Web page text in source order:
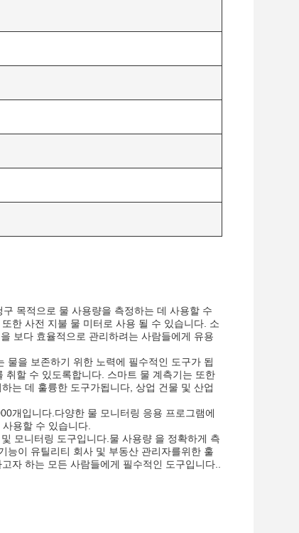
목적으로 물 사용량을 측정하는 데 사용할 수
한 사전 지불 물 미터로 사용 될 수 있습니다. 소
보다 효율적으로 관리하려는 사람들에게 유용
물을 보존하기 위한 노력에 필수적인 도구가 됩
할 수 있도록합니다. 스마트 물 계측기는 또한
는 데 훌륭한 도구가됩니다, 상업 건물 및 산업
개입니다.다양한 물 모니터링 응용 프로그램에
용할 수 있습니다.
모니터링 도구입니다.물 사용량 을 정확하게 측
능이 유틸리티 회사 및 부동산 관리자를위한 훌
자 하는 모든 사람들에게 필수적인 도구입니다..